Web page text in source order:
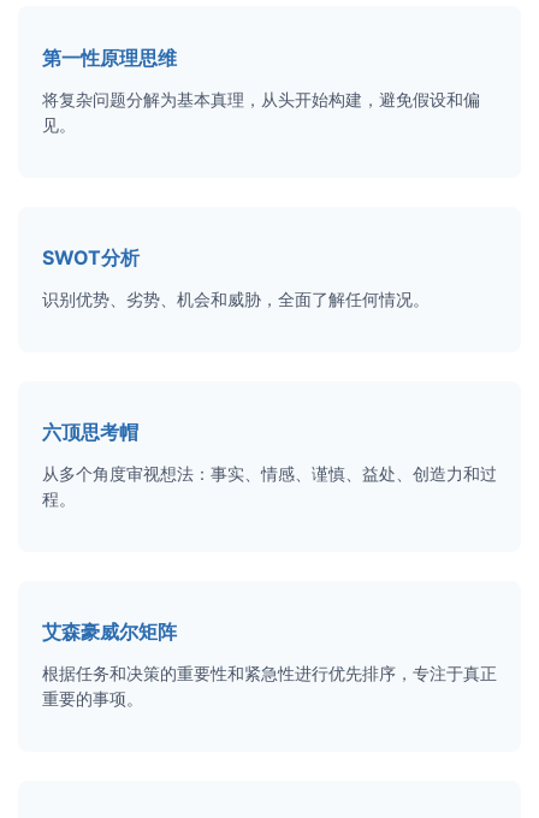
第一性原理思维
将复杂问题分解为基本真理，从头开始构建，避免假设和偏
见。
SWOT分析
识别优势、劣势、机会和威胁，全面了解任何情况。
六顶思考帽
从多个角度审视想法：事实、情感、谨慎、益处、创造力和过
程。
艾森豪威尔矩阵
根据任务和决策的重要性和紧急性进行优先排序，专注于真正
重要的事项。